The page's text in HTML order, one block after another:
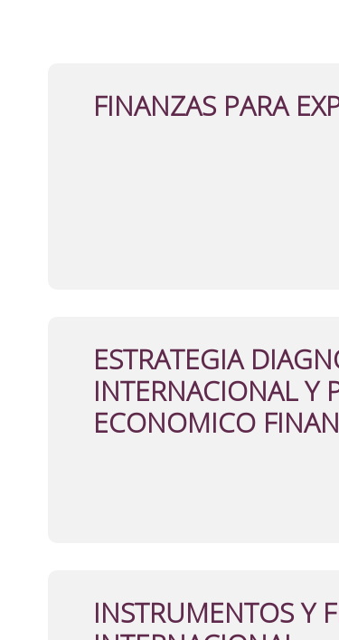
FINANZAS PARA
ESTRATEGIA
INTERNACIONAL Y
ECONOMICO
INSTRUMENTOS Y